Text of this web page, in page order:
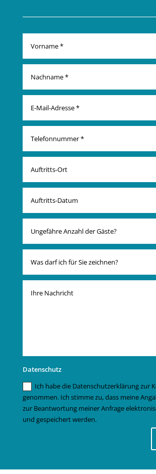
Datenschutz
Ich habe die Datenschutzerklärung zur
genommen. Ich stimme zu, dass meine
zur Beantwortung meiner Anfrage
und gespeichert werden.